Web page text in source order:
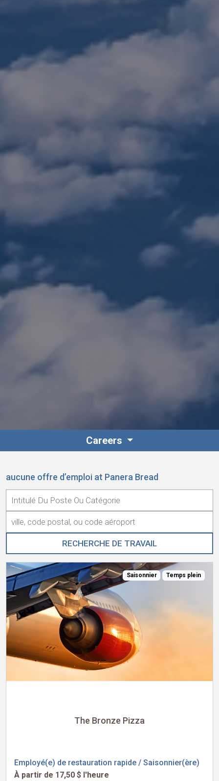
Careers
aucune offre d’emploi at Panera Bread
Saisonnier Temps plein
The Bronze Pizza
Employé(e) de restauration rapide / Saisonnier(ère)
À partir de 17,50 $ l'heure